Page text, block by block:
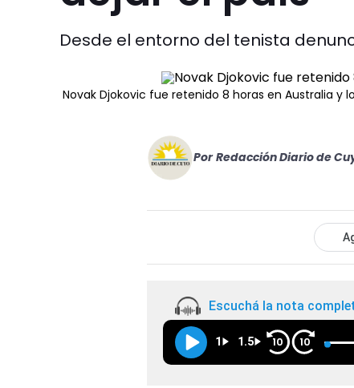
Desde el entorno del tenista
Novak Djokovic fue retenido 8 horas en Australia y
Por Redacción Diario de
Escuchá la nota
1 1.5 10 10